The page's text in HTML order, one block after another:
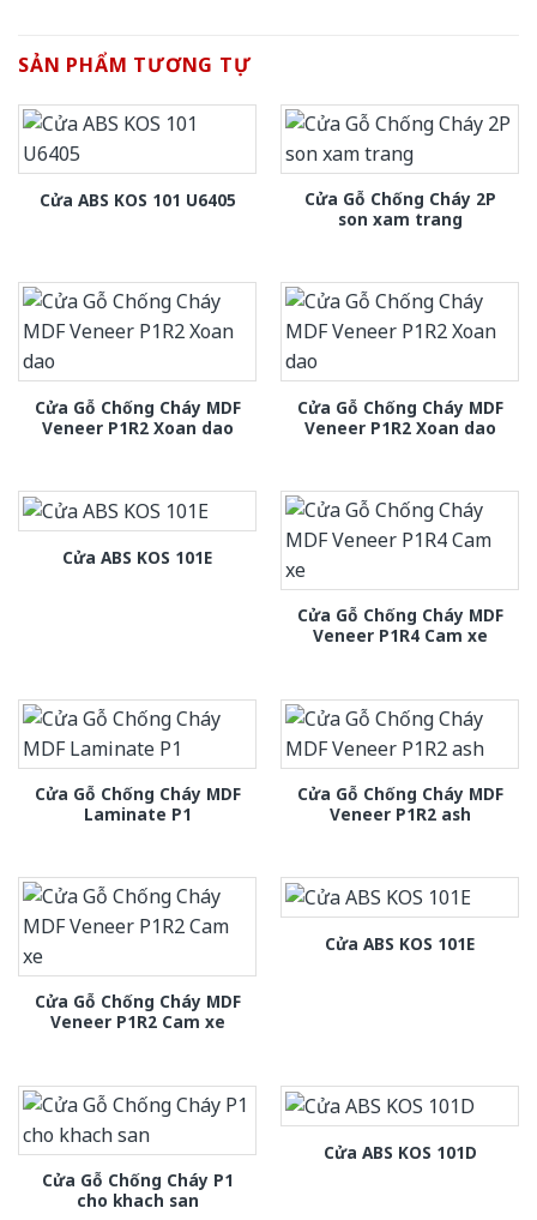
SẢN PHẨM TƯƠNG TỰ
Cửa ABS KOS 101 U6405
Cửa Gỗ Chống Cháy 2P
son xam trang
Cửa Gỗ Chống Cháy MDF
Veneer P1R2 Xoan dao
Cửa Gỗ Chống Cháy MDF
Veneer P1R2 Xoan dao
Cửa ABS KOS 101E
Cửa Gỗ Chống Cháy MDF
Veneer P1R4 Cam xe
Cửa Gỗ Chống Cháy MDF
Laminate P1
Cửa Gỗ Chống Cháy MDF
Veneer P1R2 ash
Cửa Gỗ Chống Cháy MDF
Veneer P1R2 Cam xe
Cửa ABS KOS 101E
Cửa Gỗ Chống Cháy P1
cho khach san
Cửa ABS KOS 101D